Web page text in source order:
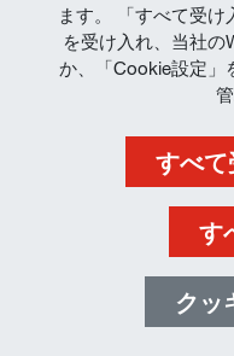
商標
© by Magna Powertrain -
ます。 「すべて受
を受け入れ、当社の
か、「Cookie設定」
すべて
す
クッ